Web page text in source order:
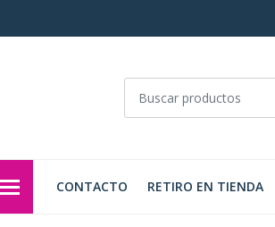
CONTACTO RETIRO EN TIENDA